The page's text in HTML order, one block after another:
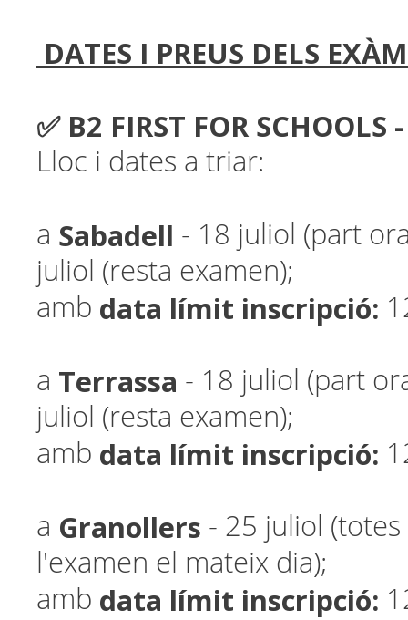
DATES I PREUS DELS
✅ B2 FIRST FOR
Lloc i dates a triar:
a Sabadell - 18 juliol (part
juliol (resta examen);
amb data límit inscripció:
a Terrassa - 18 juliol (part
juliol (resta examen);
amb data límit inscripció:
a Granollers - 25 juliol
l'examen el mateix dia);
amb data límit inscripció: